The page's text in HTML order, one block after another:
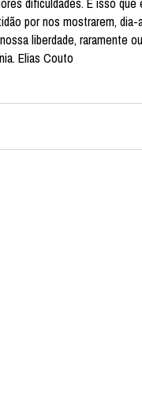
por nos mostrarem,
liberdade, raramente
Elias Couto